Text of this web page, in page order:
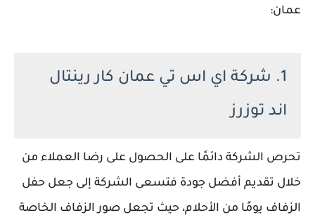
عمان:
1. شركة اي اس تي عمان كار رينتال
اند توزرز
تحرص الشركة دائمًا على الحصول على رضا العملاء من
خلال تقديم أفضل جودة فتسعى الشركة إلى جعل حفل
الزفاف يومًا من الأحلام، حيث تجعل صور الزفاف الخاصة